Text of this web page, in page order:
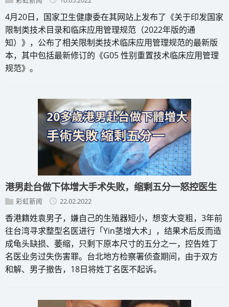
4月20日，国家卫生健康委在其网站上发布了《关于印发国家
限制类技术目录和临床应用管理规范（2022年版的通
知）》，公布了相关限制类技术临床应用管理规范的最新版
本，其中包括最新修订的《G05 性别重置技术临床应用管理
规范》。
港男赴台做下体增大手术失败，缩剩五分一怒控医生
彩虹新闻 22.02.2022
香港籍姓袁男子，嫌自己的生殖器短小，想变大变粗，3年前
往台湾寻求整型名医进行「Yin茎增大术」，结果术后反而造
成龟头缺损、萎缩，只剩下原本尺寸的五分之一，控告姓丁
名医业务过失伤害罪。台北地方检察署侦查期间，由于双方
和解、男子撤告，18日将姓丁名医不起诉。